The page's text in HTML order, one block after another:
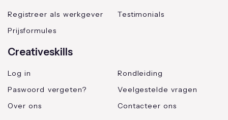
Registreer als werkgever
Prijsformules
Testimonials
Creativeskills
Log in
Paswoord vergeten?
Over ons
Rondleiding
Veelgestelde vragen
Contacteer ons